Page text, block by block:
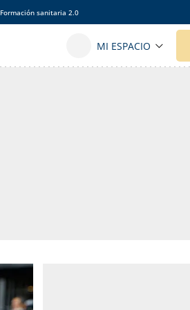
Formación sanitaria 2.0